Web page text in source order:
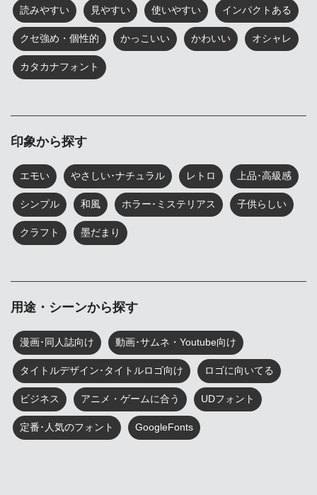
読みやすい 見やすい 使いやすい インパクトある
クセ強め・個性的 かっこいい かわいい オシャレ
カタカナフォント
印象から探す
エモい やさしい･ナチュラル レトロ 上品･高級感
シンプル 和風 ホラー･ミステリアス 子供らしい
クラフト 墨だまり
用途・シーンから探す
漫画･同人誌向け 動画･サムネ・Youtube向け
タイトルデザイン･タイトルロゴ向け ロゴに向いてる
ビジネス アニメ・ゲームに合う UDフォント
定番･人気のフォント GoogleFonts